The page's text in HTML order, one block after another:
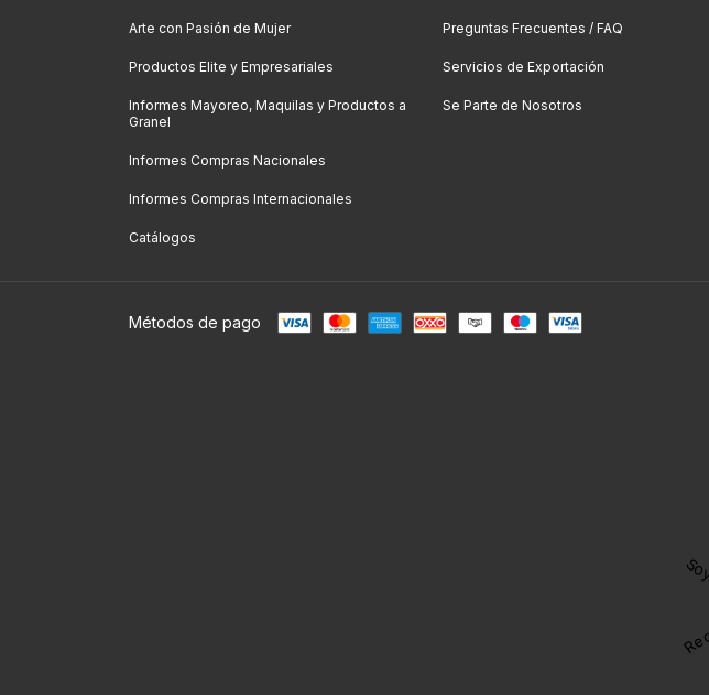
Arte con Pasión de Mujer
Productos Elite y Empresariales
Informes Mayoreo, Maquilas y Productos a
Granel
Informes Compras Nacionales
Informes Compras Internacionales
Catálogos
Preguntas Frecuentes / FAQ
Servicios de Exportación
Se Parte de Nosotros
Métodos de pago